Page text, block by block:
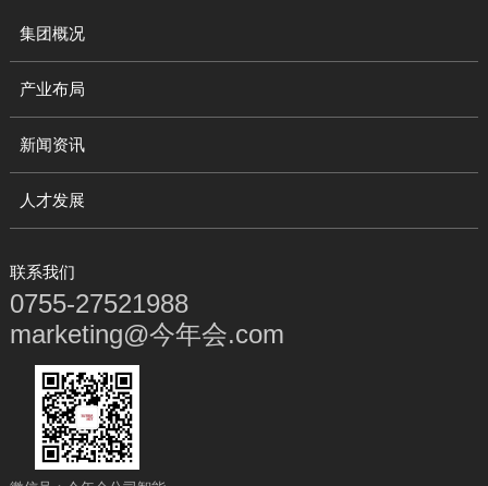
集团概况
产业布局
新闻资讯
人才发展
联系我们
0755-27521988
marketing@今年会.com